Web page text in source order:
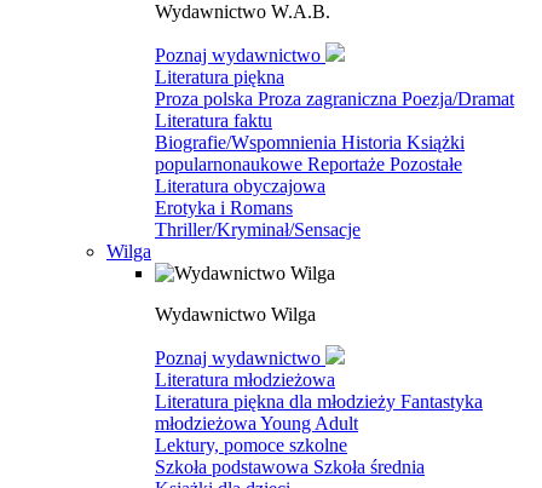
Wydawnictwo W.A.B.
Poznaj wydawnictwo
Literatura piękna
Proza polska Proza zagraniczna Poezja/Dramat
Literatura faktu
Biografie/Wspomnienia Historia Książki
popularnonaukowe Reportaże Pozostałe
Literatura obyczajowa
Erotyka i Romans
Thriller/Kryminał/Sensacje
Wilga
Wydawnictwo Wilga
Poznaj wydawnictwo
Literatura młodzieżowa
Literatura piękna dla młodzieży Fantastyka
młodzieżowa Young Adult
Lektury, pomoce szkolne
Szkoła podstawowa Szkoła średnia